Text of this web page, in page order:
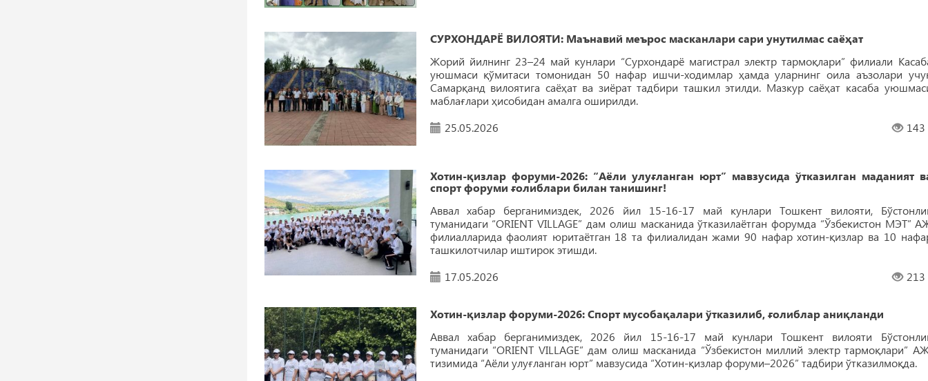
СУРХОНДАРЁ ВИЛОЯТИ: Маънавий меърос масканлари сари унутилмас саёҳат
Жорий йилнинг 23–24 май кунлари “Сурхондарё магистрал электр тармоқлари” филиали
уюшмаси қўмитаси томонидан 50 нафар ишчи-ходимлар ҳамда уларнинг оила аъзолари
Самарқанд вилоятига саёҳат ва зиёрат тадбири ташкил этилди. Мазкур саёҳат касаба
маблағлари ҳисобидан амалга оширилди.
25.05.2026
143
Хотин-қизлар форуми-2026: “Аёли улуғланган юрт” мавзусида ўтказилган маданият
спорт форуми ғолиблари билан танишинг!
Аввал хабар берганимиздек, 2026 йил 15-16-17 май кунлари Тошкент вилояти,
туманидаги “ORIENT VILLAGE” дам олиш масканида ўтказилаётган форумда “Ўзбекистон МЭТ”
филиалларида фаолият юритаётган 18 та филиалидан жами 90 нафар хотин-қизлар ва 10
ташкилотчилар иштирок этишди.
17.05.2026
213
Хотин-қизлар форуми-2026: Спорт мусобақалари ўтказилиб, ғолиблар аниқланди
Аввал хабар берганимиздек, 2026 йил 15-16-17 май кунлари Тошкент вилояти
туманидаги “ORIENT VILLAGE” дам олиш масканида “Ўзбекистон миллий электр тармоқлари”
тизимида “Аёли улуғланган юрт” мавзусида “Хотин-қизлар форуми–2026” тадбири ўтказилмоқда.